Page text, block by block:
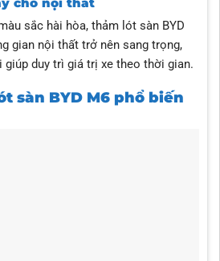
cho nội thất
sắc hài hòa, thảm lót sàn BYD
gian nội thất trở nên sang trọng,
giúp duy trì giá trị xe theo thời gian.
sàn BYD M6 phổ biến